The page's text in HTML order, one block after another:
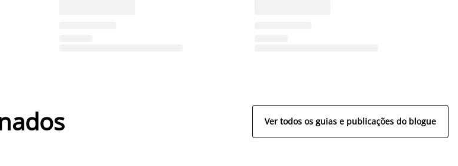
Ver todos os guias e publicações do blogue